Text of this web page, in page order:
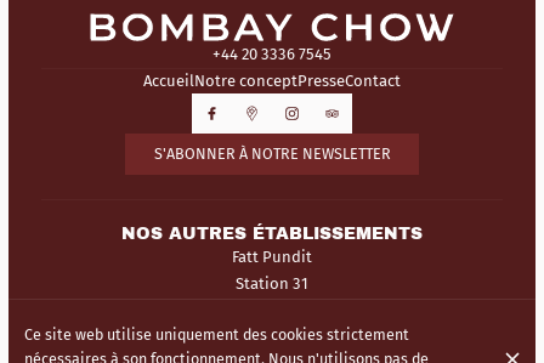
+44 20 3336 7545
AccueilNotre conceptPresseContact
S'ABONNER À NOTRE NEWSLETTER
NOS AUTRES ÉTABLISSEMENTS
Fatt Pundit
Station 31
© Bombay Chow 2026
Ce site web utilise uniquement des cookies strictement
nécessaires à son fonctionnement. Nous n'utilisons pas de